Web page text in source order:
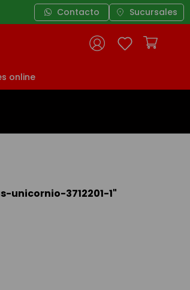
Contacto Sucursales
online
3712201-1"